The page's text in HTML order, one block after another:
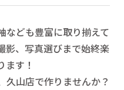
なども豊富に取り揃えて
影、写真選びまで始終楽
ます！
久山店で作りませんか？